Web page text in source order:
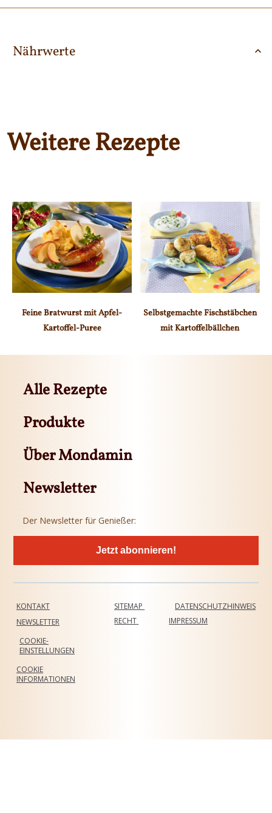
Nährwerte
Weitere Rezepte
Feine Bratwurst mit Apfel-
Kartoffel-Puree
Selbstgemachte Fischstäbchen
mit Kartoffelbällchen
Alle Rezepte
Produkte
Über Mondamin
Newsletter
Der Newsletter für Genießer:
Jetzt abonnieren!
KONTAKT
SITEMAP
NEWSLETTER
DATENSCHUTZHINWEIS
COOKIE-
EINSTELLUNGEN
RECHT
COOKIE
INFORMATIONEN
IMPRESSUM